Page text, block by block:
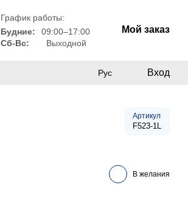
График работы:
Будние:
09:00–17:00
Сб-Вс:
Выходной
Мой заказ
Рус Вход
Артикул
F523-1L
В желания